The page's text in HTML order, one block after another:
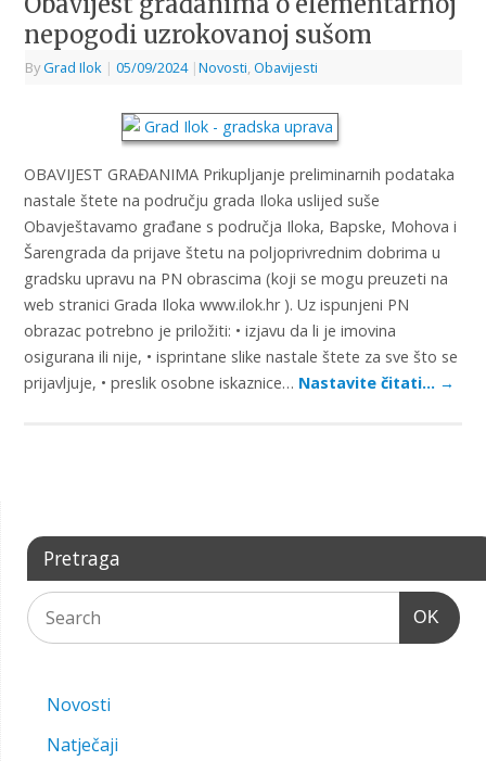
nepogodi uzrokovanoj sušom
ByGrad Ilok | 05/09/2024 |Novosti, Obavijesti
OBAVIJEST GRAĐANIMA Prikupljanje preliminarnih podataka
nastale štete na području grada Iloka uslijed suše
Obavještavamo građane s područja Iloka, Bapske, Mohova i
Šarengrada da prijave štetu na poljoprivrednim dobrima u
gradsku upravu na PN obrascima (koji se mogu preuzeti na
web stranici Grada Iloka www.ilok.hr ). Uz ispunjeni PN
obrazac potrebno je priložiti: • izjavu da li je imovina
osigurana ili nije, • isprintane slike nastale štete za sve što se
prijavljuje, • preslik osobne iskaznice… Nastavite čitati… →
Pretraga
OK
Novosti
Natječaji